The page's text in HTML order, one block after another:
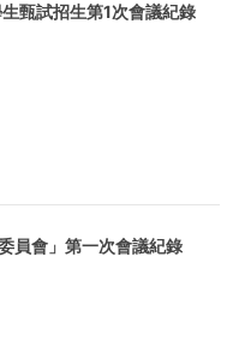
甄試招生第1次會議紀錄
員會」第一次會議紀錄